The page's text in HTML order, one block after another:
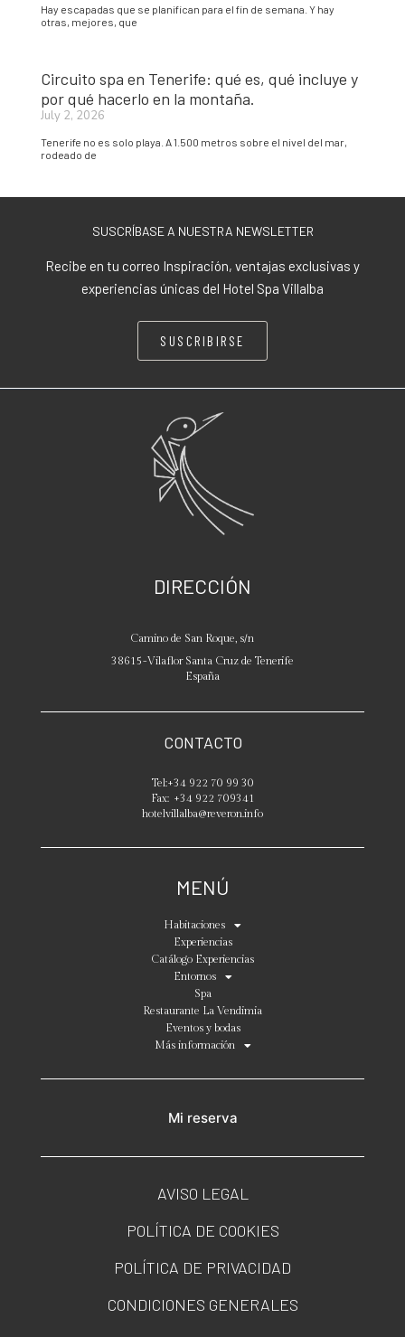
Hay escapadas que se planifican para el fin de semana. Y hay
otras, mejores, que
Circuito spa en Tenerife: qué es, qué incluye y
por qué hacerlo en la montaña.
July 2, 2026
Tenerife no es solo playa. A 1.500 metros sobre el nivel del mar,
rodeado de
SUSCRÍBASE A NUESTRA NEWSLETTER
Recibe en tu correo Inspiración, ventajas exclusivas y
experiencias únicas del Hotel Spa Villalba
SUSCRIBIRSE
DIRECCIÓN
Camino de San Roque, s/n
38615-Vilaflor Santa Cruz de Tenerife
España
CONTACTO
Tel:+34 922 70 99 30
Fax: +34 922 709341
hotelvillalba@reveron.info
MENÚ
Habitaciones
Experiencias
Catálogo Experiencias
Entornos
Spa
Restaurante La Vendimia
Eventos y bodas
Más información
Mi reserva
AVISO LEGAL
POLÍTICA DE COOKIES
POLÍTICA DE PRIVACIDAD
CONDICIONES GENERALES